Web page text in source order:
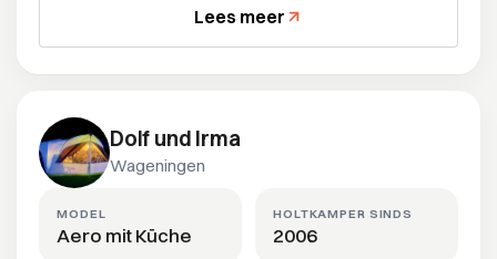
Lees meer
Dolf und Irma
Wageningen
MODEL
Aero mit Küche
HOLTKAMPER SINDS
2006